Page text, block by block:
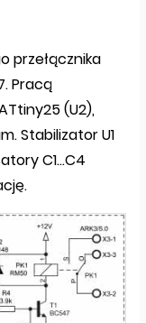
przełącznika
Pracą
(U2),
Stabilizator U1
C1…C4